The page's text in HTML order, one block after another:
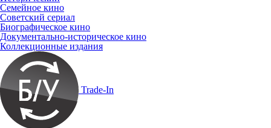
Семейное кино
Советский сериал
Биографическое кино
Документально-историческое кино
Коллекционные издания
Trade-In